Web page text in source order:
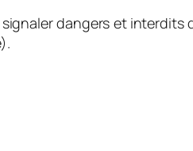
dangers et